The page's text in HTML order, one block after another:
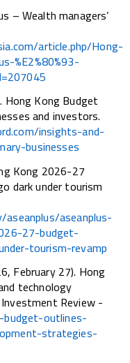
– Wealth managers’
article.php/Hong-
%E2%80%93-
Hong Kong Budget
and investors.
insights-and-
businesses
Kong 2026-27
dark under tourism
aseanplus-
27-budget-
tourism-revamp
February 27). Hong
technology
Review -
budget-outlines-
strategies-